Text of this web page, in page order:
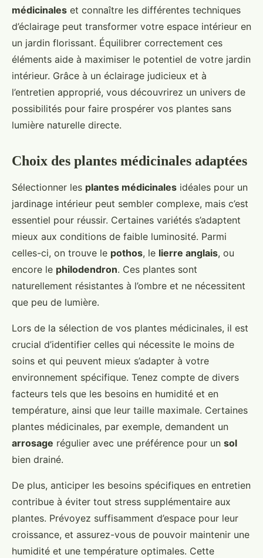
médicinales et connaître les différentes techniques
d’éclairage peut transformer votre espace intérieur en
un jardin florissant. Équilibrer correctement ces
éléments aide à maximiser le potentiel de votre jardin
intérieur. Grâce à un éclairage judicieux et à
l’entretien approprié, vous découvrirez un univers de
possibilités pour faire prospérer vos plantes sans
lumière naturelle directe.
Choix des plantes médicinales adaptées
Sélectionner les plantes médicinales idéales pour un
jardinage intérieur peut sembler complexe, mais c’est
essentiel pour réussir. Certaines variétés s’adaptent
mieux aux conditions de faible luminosité. Parmi
celles-ci, on trouve le pothos, le lierre anglais, ou
encore le philodendron. Ces plantes sont
naturellement résistantes à l’ombre et ne nécessitent
que peu de lumière.
Lors de la sélection de vos plantes médicinales, il est
crucial d’identifier celles qui nécessite le moins de
soins et qui peuvent mieux s’adapter à votre
environnement spécifique. Tenez compte de divers
facteurs tels que les besoins en humidité et en
température, ainsi que leur taille maximale. Certaines
plantes médicinales, par exemple, demandent un
arrosage régulier avec une préférence pour un sol
bien drainé.
De plus, anticiper les besoins spécifiques en entretien
contribue à éviter tout stress supplémentaire aux
plantes. Prévoyez suffisamment d’espace pour leur
croissance, et assurez-vous de pouvoir maintenir une
humidité et une température optimales. Cette